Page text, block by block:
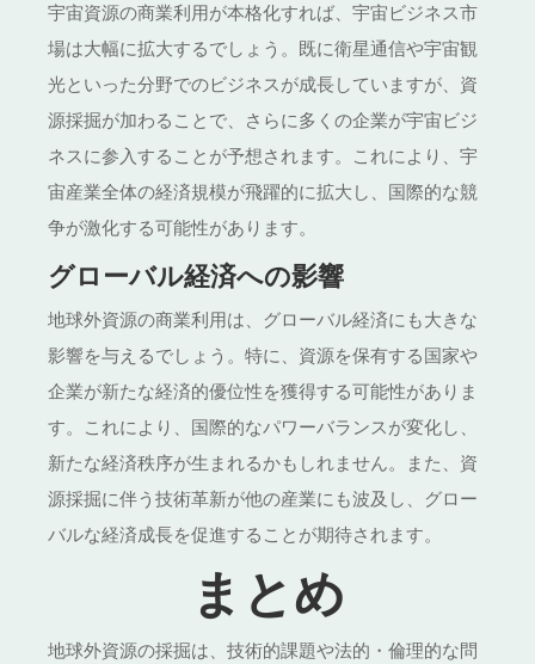
宇宙資源の商業利用が本格化すれば、宇宙ビジネス市
場は大幅に拡大するでしょう。既に衛星通信や宇宙観
光といった分野でのビジネスが成長していますが、資
源採掘が加わることで、さらに多くの企業が宇宙ビジ
ネスに参入することが予想されます。これにより、宇
宙産業全体の経済規模が飛躍的に拡大し、国際的な競
争が激化する可能性があります。
グローバル経済への影響
地球外資源の商業利用は、グローバル経済にも大きな
影響を与えるでしょう。特に、資源を保有する国家や
企業が新たな経済的優位性を獲得する可能性がありま
す。これにより、国際的なパワーバランスが変化し、
新たな経済秩序が生まれるかもしれません。また、資
源採掘に伴う技術革新が他の産業にも波及し、グロー
バルな経済成長を促進することが期待されます。
まとめ
地球外資源の採掘は、技術的課題や法的・倫理的な問